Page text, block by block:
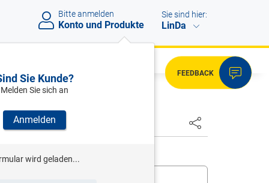
Bitte anmelden
Konto und Produkte
Sie Kunde?
Melden Sie sich an
Anmelden
wird geladen...
Sie sind hier:
LinDa
FEEDBACK